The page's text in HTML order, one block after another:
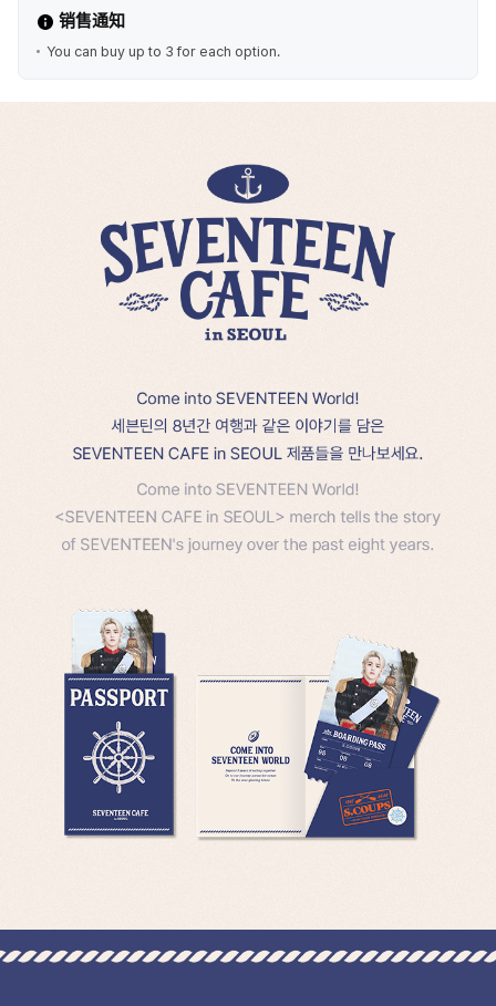
销售通知
You can buy up to 3 for each option.